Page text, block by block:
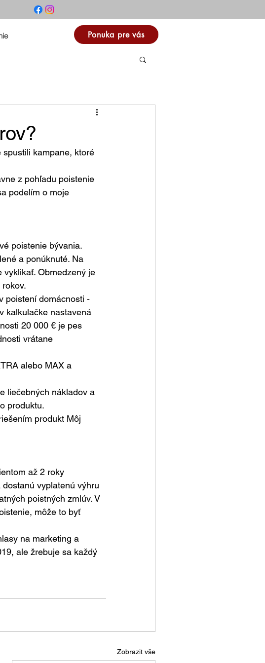
Ponuka pre vás
kampane, ktoré
z pohľadu poistenie
podelím o moje
poistenie bývania.
a ponúknuté. Na
vyklikať. Obmedzený je
poistení domácnosti -
kalkulačke nastavená
20 000 € je pes
vrátane
alebo MAX a
liečebných nákladov a
produktu.
produkt Môj
až 2 roky
vyplatenú výhru
poistných zmlúv. V
môže to byť
na marketing a
ale žrebuje sa každý
Zobrazit vše